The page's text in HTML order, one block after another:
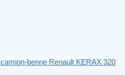
camion-benne Renault KERAX 320